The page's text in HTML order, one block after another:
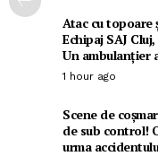
Atac cu topoare
Echipaj SAJ
Un ambulanțier
1 hour ago
Scene de
de sub control!
urma